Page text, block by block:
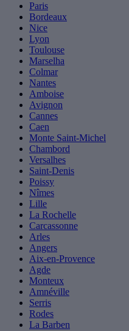
Paris
Bordeaux
Nice
Lyon
Toulouse
Marselha
Colmar
Nantes
Amboise
Avignon
Cannes
Caen
Monte Saint-Michel
Chambord
Versalhes
Saint-Denis
Poissy
Nîmes
Lille
La Rochelle
Carcassonne
Arles
Angers
Aix-en-Provence
Agde
Monteux
Amnéville
Serris
Rodes
La Barben